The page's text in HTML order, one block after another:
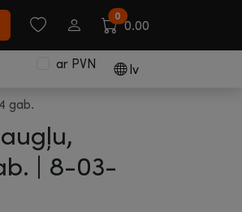
0
0.00
ar PVN lv
gab.
| 8-03-